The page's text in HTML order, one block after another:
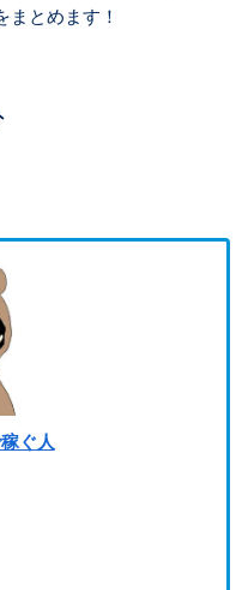
まとめます！
ぐ人